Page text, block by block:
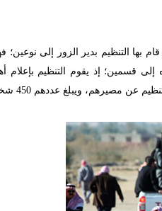
التنظيم بدير الزور إلى نوعين؛
بدوره إلى قسمين؛ إذ يقوم التنظيم